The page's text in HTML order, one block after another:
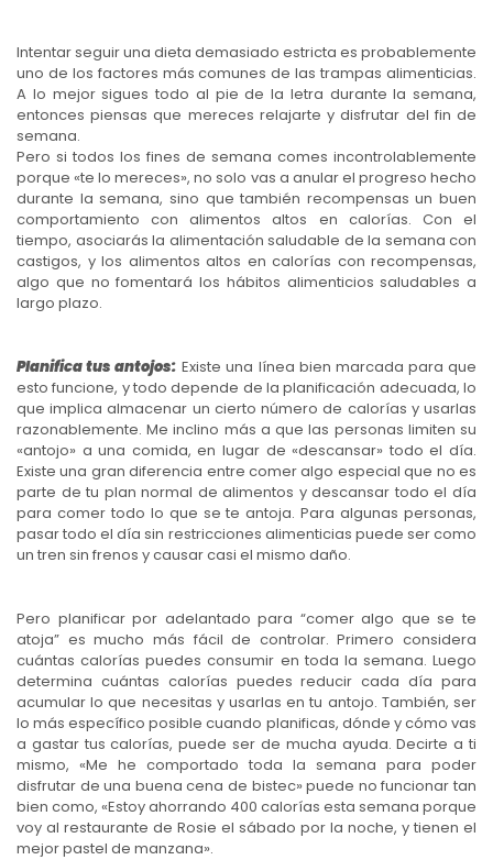
Intentar seguir una dieta demasiado estricta es probablemente
uno de los factores más comunes de las trampas alimenticias.
A lo mejor sigues todo al pie de la letra durante la semana,
entonces piensas que mereces relajarte y disfrutar del fin de
semana.
Pero si todos los fines de semana comes incontrolablemente
porque «te lo mereces», no solo vas a anular el progreso hecho
durante la semana, sino que también recompensas un buen
comportamiento con alimentos altos en calorías. Con el
tiempo, asociarás la alimentación saludable de la semana con
castigos, y los alimentos altos en calorías con recompensas,
algo que no fomentará los hábitos alimenticios saludables a
largo plazo.
Planifica tus antojos: Existe una línea bien marcada para que
esto funcione, y todo depende de la planificación adecuada, lo
que implica almacenar un cierto número de calorías y usarlas
razonablemente. Me inclino más a que las personas limiten su
«antojo» a una comida, en lugar de «descansar» todo el día.
Existe una gran diferencia entre comer algo especial que no es
parte de tu plan normal de alimentos y descansar todo el día
para comer todo lo que se te antoja. Para algunas personas,
pasar todo el día sin restricciones alimenticias puede ser como
un tren sin frenos y causar casi el mismo daño.
Pero planificar por adelantado para “comer algo que se te
atoja” es mucho más fácil de controlar. Primero considera
cuántas calorías puedes consumir en toda la semana. Luego
determina cuántas calorías puedes reducir cada día para
acumular lo que necesitas y usarlas en tu antojo. También, ser
lo más específico posible cuando planificas, dónde y cómo vas
a gastar tus calorías, puede ser de mucha ayuda. Decirte a ti
mismo, «Me he comportado toda la semana para poder
disfrutar de una buena cena de bistec» puede no funcionar tan
bien como, «Estoy ahorrando 400 calorías esta semana porque
voy al restaurante de Rosie el sábado por la noche, y tienen el
mejor pastel de manzana».